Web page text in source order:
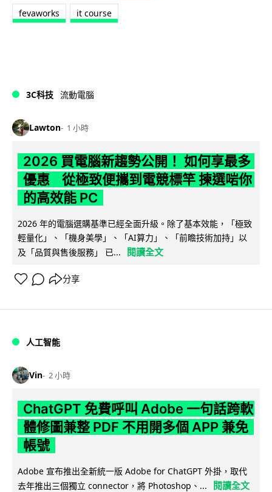
fevaworks it course
3C科技 流動電腦
Lawton 1 小時
2026 買電腦新趨勢公開！ 如何享最多
優惠 從極致便攜到電競標竿 揀選啱你
的高效能 PC
2026 年的電腦選購基準已經全面升級。除了基本效能，「極致
輕量化」、「機身美學」、「AI算力」、「前瞻技術加持」以
及「品質與售後服務」 已...
閱讀全文
分享
人工智能
Vin 2 小時
ChatGPT 免費呼叫 Adobe 一句話跨軟
體修圖兼整 PDF 不用開多個 APP 兼免
帳號
Adobe 宣布推出全新統一版 Adobe for ChatGPT 外掛，取代
去年推出三個獨立 connector，將 Photoshop、...
閱讀全文